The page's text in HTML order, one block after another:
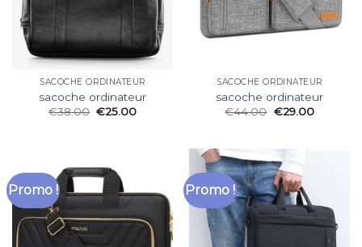
SACOCHE ORDINATEUR
sacoche ordinateur
€38.00 €25.00
SACOCHE ORDINATEUR
sacoche ordinateur
€44.00 €29.00
Promo ! Promo !